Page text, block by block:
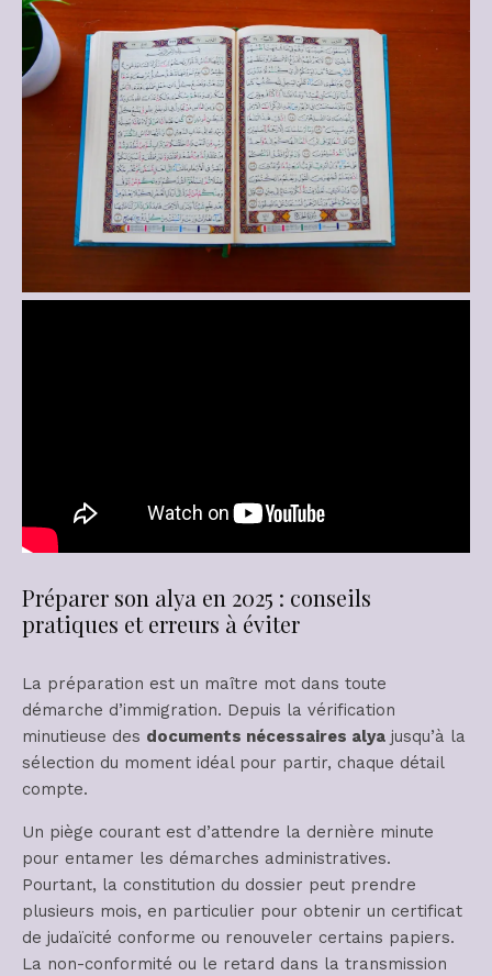
Préparer son alya en 2025 : conseils
pratiques et erreurs à éviter
La préparation est un maître mot dans toute
démarche d’immigration. Depuis la vérification
minutieuse des documents nécessaires alya jusqu’à la
sélection du moment idéal pour partir, chaque détail
compte.
Un piège courant est d’attendre la dernière minute
pour entamer les démarches administratives.
Pourtant, la constitution du dossier peut prendre
plusieurs mois, en particulier pour obtenir un certificat
de judaïcité conforme ou renouveler certains papiers.
La non-conformité ou le retard dans la transmission